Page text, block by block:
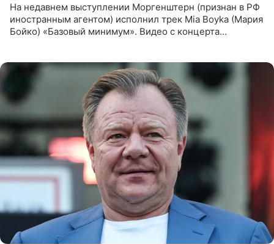
На недавнем выступлении Моргенштерн (признан в РФ
иностранным агентом) исполнил трек Mia Boyka (Мария
Бойко) «Базовый минимум». Видео с концерта